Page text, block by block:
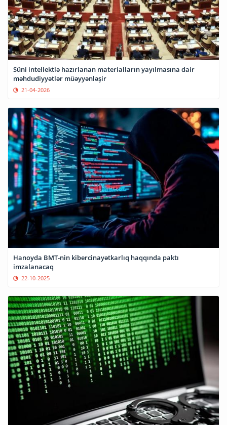
Süni intellektlə hazırlanan materialların yayılmasına dair
məhdudiyyətlər müəyyənləşir
21-04-2026
Hanoyda BMT-nin kibercinayətkarlıq haqqında paktı
imzalanacaq
22-10-2025